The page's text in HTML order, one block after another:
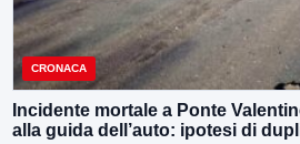
CRONACA
Incidente mortale a Ponte
alla guida dell’auto: ipotesi di